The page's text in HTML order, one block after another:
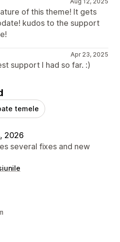
of this theme! It gets
kudos to the support
Apr 23, 2025
support I had so far. :)
temele
2026
several fixes and new